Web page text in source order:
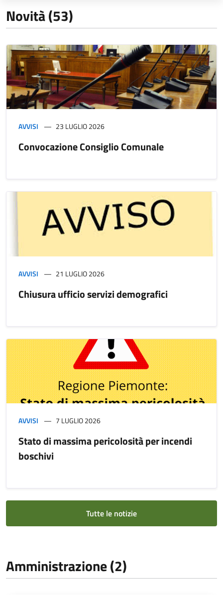
Novità (53)
AVVISI 23 LUGLIO 2026
Convocazione Consiglio Comunale
AVVISI 21 LUGLIO 2026
Chiusura ufficio servizi demografici
AVVISI 7 LUGLIO 2026
Stato di massima pericolosità per incendi
boschivi
Tutte le notizie
Amministrazione (2)